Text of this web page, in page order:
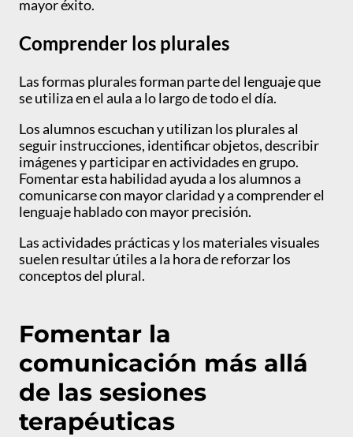
mayor éxito.
Comprender los plurales
Las formas plurales forman parte del lenguaje que
se utiliza en el aula a lo largo de todo el día.
Los alumnos escuchan y utilizan los plurales al
seguir instrucciones, identificar objetos, describir
imágenes y participar en actividades en grupo.
Fomentar esta habilidad ayuda a los alumnos a
comunicarse con mayor claridad y a comprender el
lenguaje hablado con mayor precisión.
Las actividades prácticas y los materiales visuales
suelen resultar útiles a la hora de reforzar los
conceptos del plural.
Fomentar la
comunicación más allá
de las sesiones
terapéuticas